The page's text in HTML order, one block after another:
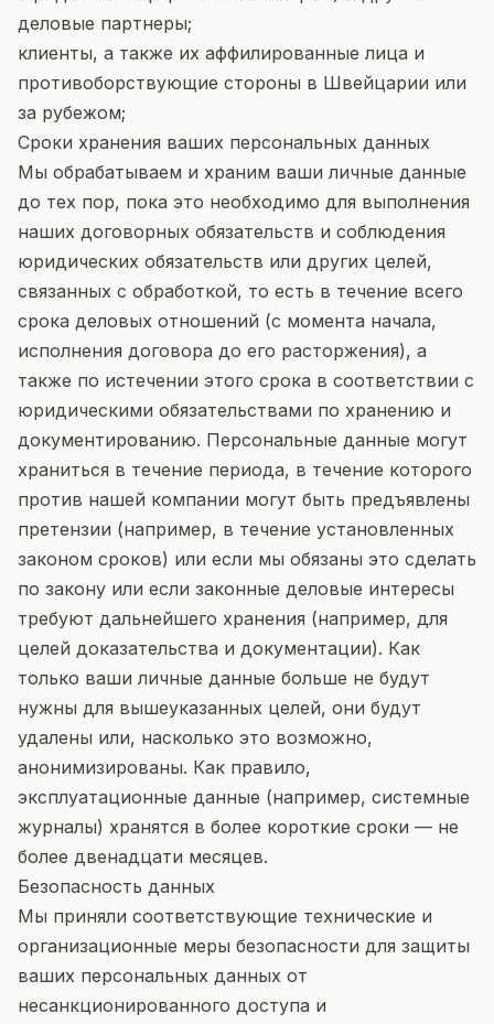
деловые партнеры;
клиенты, а также их аффилированные лица и
противоборствующие стороны в Швейцарии или
за рубежом;
Сроки хранения ваших персональных данных
Мы обрабатываем и храним ваши личные данные
до тех пор, пока это необходимо для выполнения
наших договорных обязательств и соблюдения
юридических обязательств или других целей,
связанных с обработкой, то есть в течение всего
срока деловых отношений (с момента начала,
исполнения договора до его расторжения), а
также по истечении этого срока в соответствии с
юридическими обязательствами по хранению и
документированию. Персональные данные могут
храниться в течение периода, в течение которого
против нашей компании могут быть предъявлены
претензии (например, в течение установленных
законом сроков) или если мы обязаны это сделать
по закону или если законные деловые интересы
требуют дальнейшего хранения (например, для
целей доказательства и документации). Как
только ваши личные данные больше не будут
нужны для вышеуказанных целей, они будут
удалены или, насколько это возможно,
анонимизированы. Как правило,
эксплуатационные данные (например, системные
журналы) хранятся в более короткие сроки — не
более двенадцати месяцев.
Безопасность данных
Мы приняли соответствующие технические и
организационные меры безопасности для защиты
ваших персональных данных от
несанкционированного доступа и